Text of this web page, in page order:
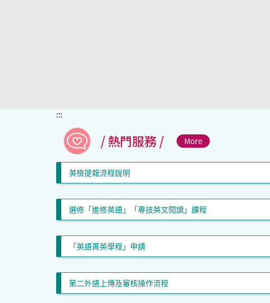
:::
/ 熱門服務 / More
英檢提報流程說明
選修「進修英語」「專技英文閱讀」課程
「英語菁英學程」申請
第二外語上傳及審核操作流程